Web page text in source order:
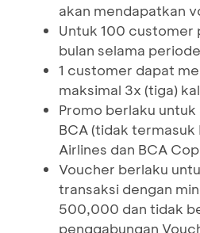
akan mendapatkan
Untuk 100 customer
bulan selama
1 customer dapat
maksimal 3x (tiga)
Promo berlaku
BCA (tidak termasuk
Airlines dan BCA
Voucher berlaku
transaksi dengan
500,000 dan tidak
penggabungan